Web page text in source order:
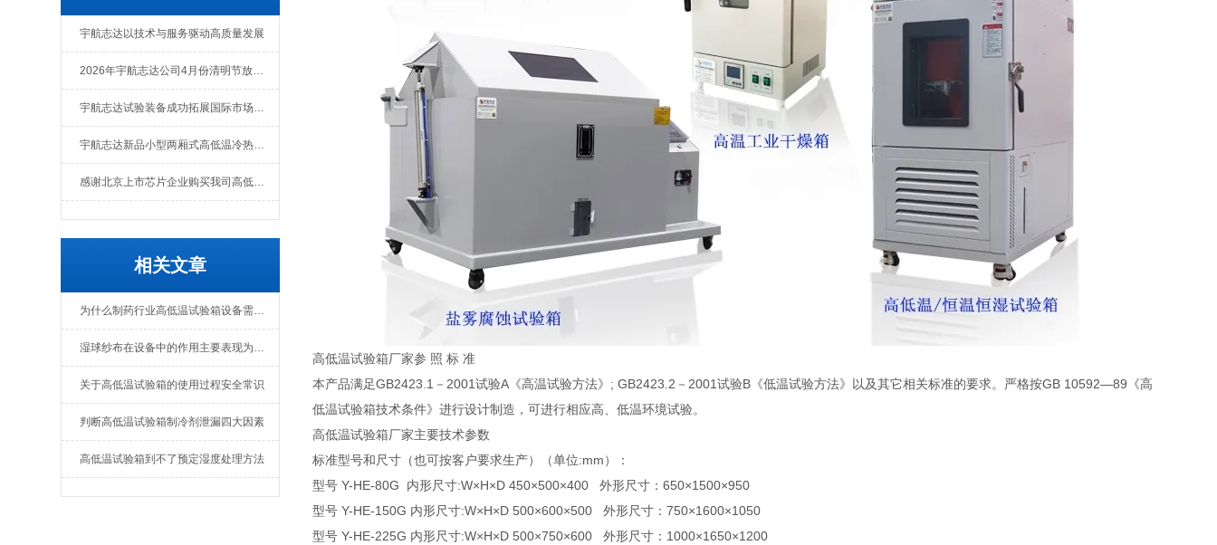
宇航志达以技术与服务驱动高质量发展
2026年宇航志达公司4月份清明节放假通知
宇航志达试验装备成功拓展国际市场出口肯尼亚
宇航志达新品小型两厢式高低温冷热冲击试验箱
感谢北京上市芯片企业购买我司高低温冲击热流仪
相关文章
为什么制药行业高低温试验箱设备需要做3Q认证
湿球纱布在设备中的作用主要表现为以下几点
关于高低温试验箱的使用过程安全常识
判断高低温试验箱制冷剂泄漏四大因素
高低温试验箱到不了预定湿度处理方法
高低温试验箱厂家参 照 标 准
本产品满足GB2423.1－2001试验A《高温试验方法》; GB2423.2－2001试验B《低温试验方法》以及其它相关标准的要求。严格按GB 10592—89《高
低温试验箱技术条件》进行设计制造，可进行相应高、低温环境试验。
高低温试验箱厂家主要技术参数
标准型号和尺寸（也可按客户要求生产）（单位:mm）：
型号 Y-HE-80G 内形尺寸:W×H×D 450×500×400 外形尺寸：650×1500×950
型号 Y-HE-150G 内形尺寸:W×H×D 500×600×500 外形尺寸：750×1600×1050
型号 Y-HE-225G 内形尺寸:W×H×D 500×750×600 外形尺寸：1000×1650×1200